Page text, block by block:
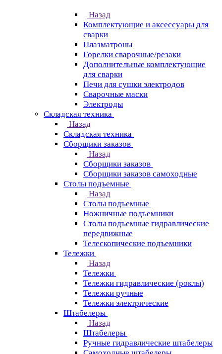
Назад
Комплектующие и аксессуары для
сварки
Плазматроны
Горелки сварочные/резаки
Дополнительные комплектующие
для сварки
Печи для сушки электродов
Сварочные маски
Электроды
Складская техника
Назад
Складская техника
Сборщики заказов
Назад
Сборщики заказов
Сборщики заказов самоходные
Столы подъемные
Назад
Столы подъемные
Ножничные подъемники
Столы подъемные гидравлические
передвижные
Телескопические подъемники
Тележки
Назад
Тележки
Тележки гидравлические (роклы)
Тележки ручные
Тележки электрические
Штабелеры
Назад
Штабелеры
Ручные гидравлические штабелеры